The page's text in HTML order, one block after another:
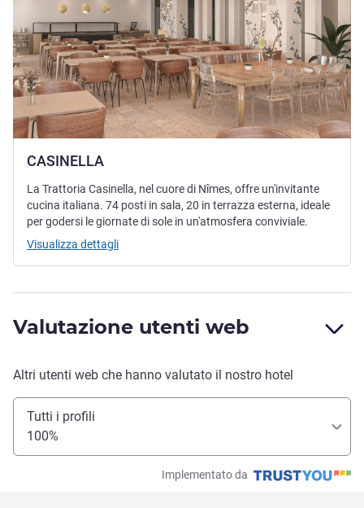
CASINELLA
La Trattoria Casinella, nel cuore di Nîmes, offre un'invitante
cucina italiana. 74 posti in sala, 20 in terrazza esterna, ideale
per godersi le giornate di sole in un'atmosfera conviviale.
Visualizza dettagli
Valutazione utenti web
Altri utenti web che hanno valutato il nostro hotel
Tutti i profili
100%
Implementato da